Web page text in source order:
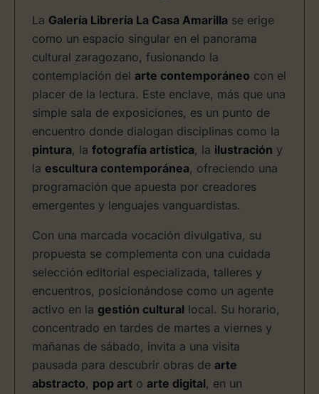
La Galería Librería La Casa Amarilla se erige
como un espacio singular en el panorama
cultural zaragozano, fusionando la
contemplación del arte contemporáneo con el
placer de la lectura. Este enclave, más que una
simple sala de exposiciones, es un punto de
encuentro donde dialogan disciplinas como la
pintura, la fotografía artística, la ilustración y
la escultura contemporánea, ofreciendo una
programación que apuesta por creadores
emergentes y lenguajes vanguardistas.
Con una marcada vocación divulgativa, su
propuesta se complementa con una cuidada
selección editorial especializada, talleres y
encuentros, posicionándose como un agente
activo en la gestión cultural local. Su horario,
concentrado en tardes de martes a viernes y
mañanas de sábado, invita a una visita
pausada para descubrir obras de arte
abstracto, pop art o arte digital, en un